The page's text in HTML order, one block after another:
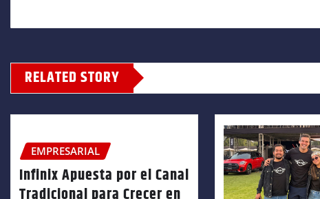
RELATED STORY
EMPRESARIAL
Infinix Apuesta por el Canal